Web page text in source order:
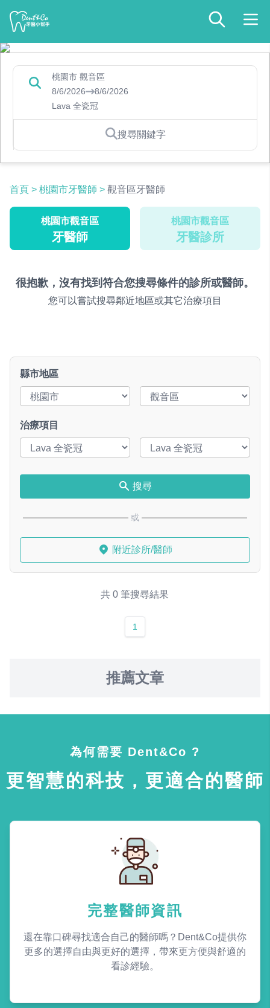
桃園市 觀音區
8/6/2026
8/6/2026
Lava 全瓷冠
搜尋關鍵字
首頁 > 桃園市牙醫師 > 觀音區牙醫師
桃園市觀音區
牙醫師
桃園市觀音區
牙醫診所
很抱歉，沒有找到符合您搜尋條件的診所或醫師。
您可以嘗試搜尋鄰近地區或其它治療項目
縣市地區
治療項目
搜尋
或
附近診所/醫師
共 0 筆搜尋結果
1
推薦文章
為何需要 Dent&Co ?
更智慧的科技，更適合的醫師
完整醫師資訊
還在靠口碑尋找適合自己的醫師嗎？Dent&Co提供你
更多的選擇自由與更好的選擇，帶來更方便與舒適的
看診經驗。